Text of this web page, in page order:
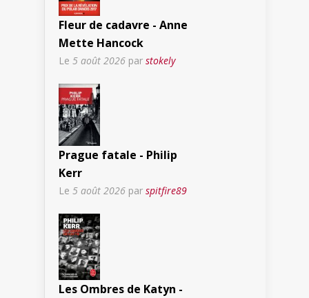
Fleur de cadavre - Anne
Mette Hancock
Le 5 août 2026 par stokely
Prague fatale - Philip
Kerr
Le 5 août 2026 par spitfire89
Les Ombres de Katyn -